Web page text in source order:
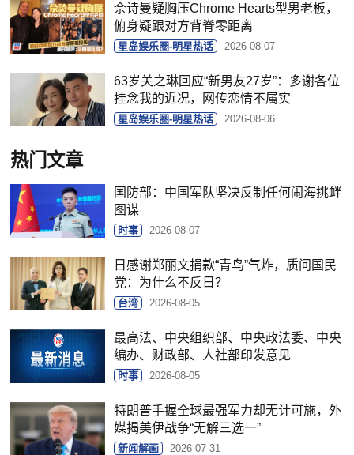
佘诗曼疑胸压Chrome Hearts型男老板，
俯身疑跟对方背脊零距离
星岛娱乐圈-明星热话 2026-08-07
63岁关之琳回应“新男友27岁”：多谢各位
挂念我的近况，网传恋情不属实
星岛娱乐圈-明星热话 2026-08-06
热门文章
国防部：中国军队坚决反制任何闹海挑衅
图谋
时事 2026-08-07
日感谢郑丽文捐款“青鸟”气炸，质问国民
党：为什么不反日？
台湾 2026-08-05
最高法、中央组织部、中央政法委、中央
编办、财政部、人社部印发意见
时事 2026-08-05
特朗普手握全球最强军力却无计可施，外
媒揭美伊战争“无解三选一”
新闻解画 2026-07-31